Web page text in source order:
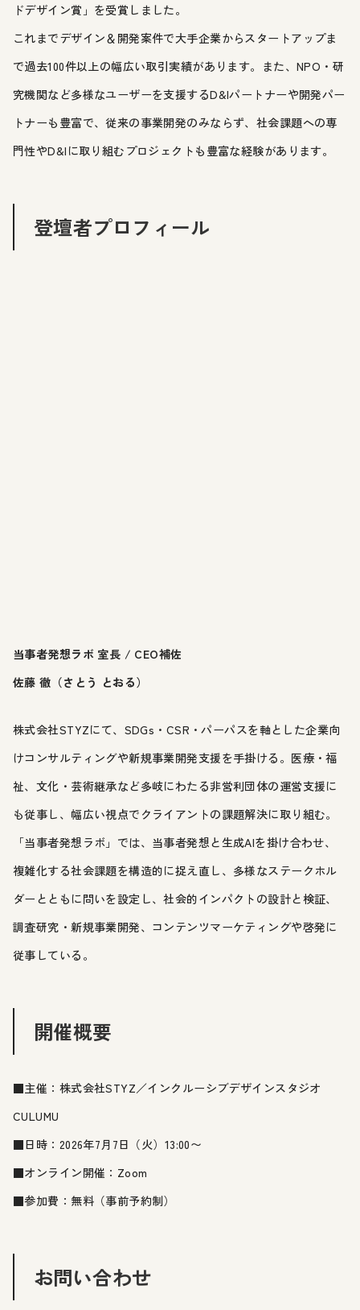
ドデザイン賞」を受賞しました。
これまでデザイン＆開発案件で大手企業からスタートアップま
で過去100件以上の幅広い取引実績があります。また、NPO・研
究機関など多様なユーザーを支援するD&Iパートナーや開発パー
トナーも豊富で、従来の事業開発のみならず、社会課題への専
門性やD&Iに取り組むプロジェクトも豊富な経験があります。
登壇者プロフィール
当事者発想ラボ 室長 / CEO補佐
佐藤 徹（さとう とおる）
株式会社STYZにて、SDGs・CSR・パーパスを軸とした企業向
けコンサルティングや新規事業開発支援を手掛ける。医療・福
祉、文化・芸術継承など多岐にわたる非営利団体の運営支援に
も従事し、幅広い視点でクライアントの課題解決に取り組む。
「当事者発想ラボ」では、当事者発想と生成AIを掛け合わせ、
複雑化する社会課題を構造的に捉え直し、多様なステークホル
ダーとともに問いを設定し、社会的インパクトの設計と検証、
調査研究・新規事業開発、コンテンツマーケティングや啓発に
従事している。
開催概要
■主催：株式会社STYZ／インクルーシブデザインスタジオ
CULUMU
■日時：2026年7月7日（火）13:00〜
■オンライン開催：Zoom
■参加費：無料（事前予約制）
お問い合わせ